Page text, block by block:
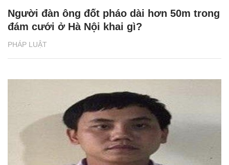
PHÁP LUẬT
Người đàn ông đốt pháo dài hơn 50m trong
đám cưới ở Hà Nội khai gì?